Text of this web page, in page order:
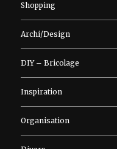
Shopping
Archi/Design
DIY – Bricolage
Inspiration
Organisation